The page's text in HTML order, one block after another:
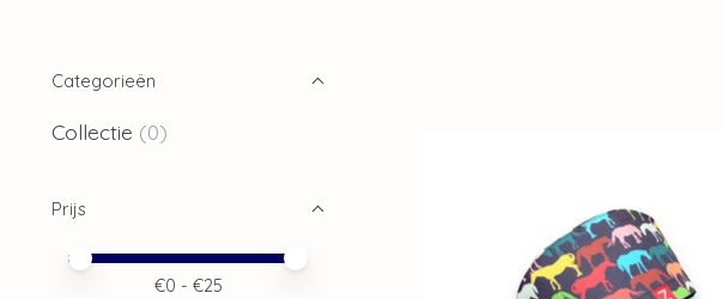
Categorieën
Collectie (0)
Prijs
Minimale prijswaarde
Price maximum value
€0 - €25